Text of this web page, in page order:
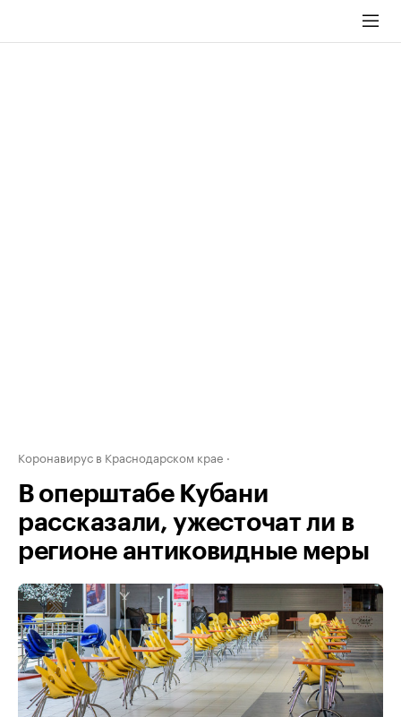
Коронавирус в Краснодарском крае
В оперштабе Кубани
рассказали, ужесточат ли в
регионе антиковидные меры